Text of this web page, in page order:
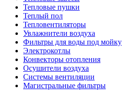
Тепловые пушки
Теплый пол
Тепловентиляторы
Увлажнители воздуха
Фильтры для воды под мойку
Электрокотлы
Конвекторы отопления
Осушители воздуха
Системы вентиляции
Магистральные фильтры